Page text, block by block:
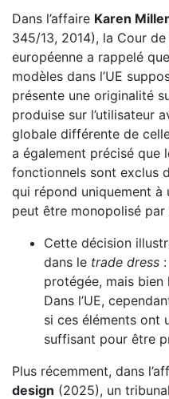
Dans l’affaire Karen
345/13, 2014), la Cour de
européenne a rappelé
modèles dans l’UE
présente une originalité
produise sur l’utilisateur
globale différente de
a également précisé que
fonctionnels sont exclus
qui répond uniquement à
peut être monopolisé par
Cette décision
dans le trade dress
protégée, mais bien
Dans l’UE,
si ces éléments ont
suffisant pour être
Plus récemment, dans
design (2025), un